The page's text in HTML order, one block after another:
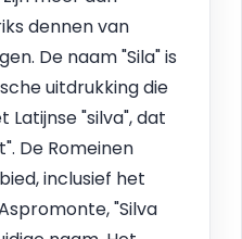
dennen van
De naam "Sila" is
uitdrukking die
"silva", dat
De Romeinen
inclusief het
"Silva